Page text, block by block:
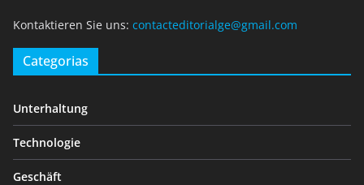
Kontaktieren Sie uns: contacteditorialge@gmail.com
Categorias
Unterhaltung
Technologie
Geschäft